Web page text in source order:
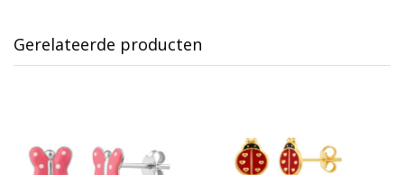
Gerelateerde producten